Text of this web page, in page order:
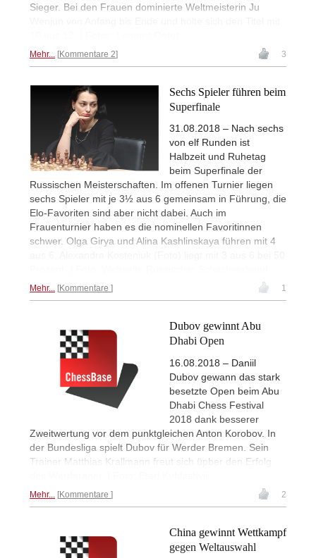
Sieger. Bei den Frauen dominierte Weltmeisterin Ju
Mehr... Kommentare 2 3
Sechs Spieler führen beim
Superfinale
31.08.2018 – Nach sechs
von elf Runden ist
Halbzeit und Ruhetag
beim Superfinale der
Russischen Meisterschaften. Im offenen Turnier liegen
sechs Spieler mit je 3½ aus 6 gemeinsam in Führung, die
Elo-Favoriten sind aber nicht dabei. Auch im
Frauenturnier haben es die nominellen Favoritinnen
schwer. Olga Girya und Alina Kashlinskaya führen mit 4
Mehr... Kommentare 1
Dubov gewinnt Abu
Dhabi Open
16.08.2018 – Daniil
Dubov gewann das stark
besetzte Open beim Abu
Dhabi Chess Festival
2018 dank besserer
Zweitwertung vor dem punktgleichen Anton Korobov. In
der Bundesliga spielt Dubov für Werder Bremen. Sein
Trainer Matthias Krallmann freut sich üpber den Erfolg
Mehr... Kommentare 2
China gewinnt Wettkampf
gegen Weltauswahl